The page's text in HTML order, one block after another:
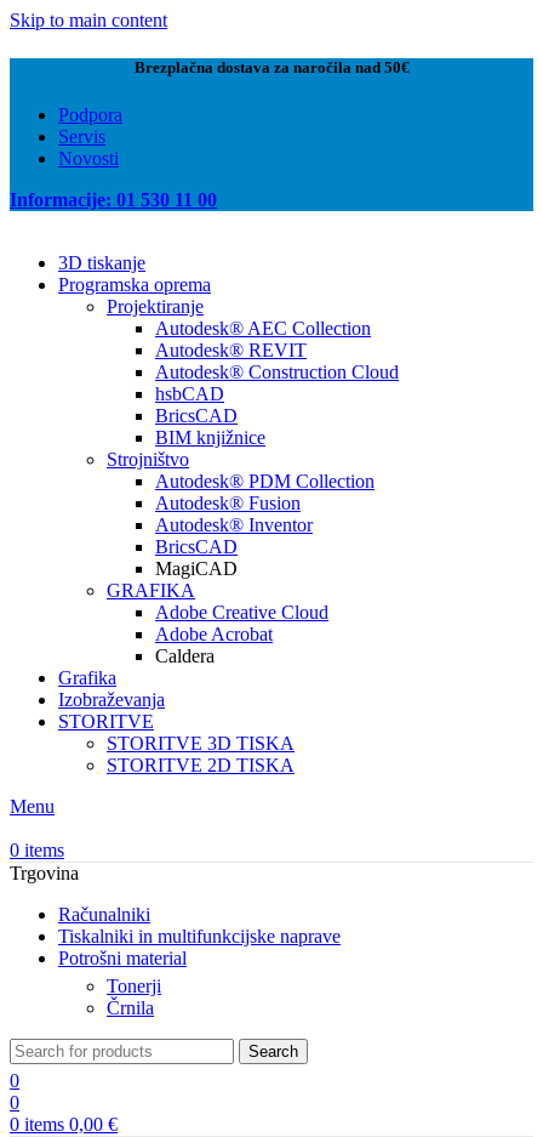
Skip to main content
Brezplačna dostava za naročila nad 50€
Podpora
Servis
Novosti
Informacije: 01 530 11 00
3D tiskanje
Programska oprema
Projektiranje
Autodesk® AEC Collection
Autodesk® REVIT
Autodesk® Construction Cloud
hsbCAD
BricsCAD
BIM knjižnice
Strojništvo
Autodesk® PDM Collection
Autodesk® Fusion
Autodesk® Inventor
BricsCAD
MagiCAD
GRAFIKA
Adobe Creative Cloud
Adobe Acrobat
Caldera
Grafika
Izobraževanja
STORITVE
STORITVE 3D TISKA
STORITVE 2D TISKA
Menu
0 items
Trgovina
Računalniki
Tiskalniki in multifunkcijske naprave
Potrošni material
Tonerji
Črnila
Search
0
0
0 items 0,00 €